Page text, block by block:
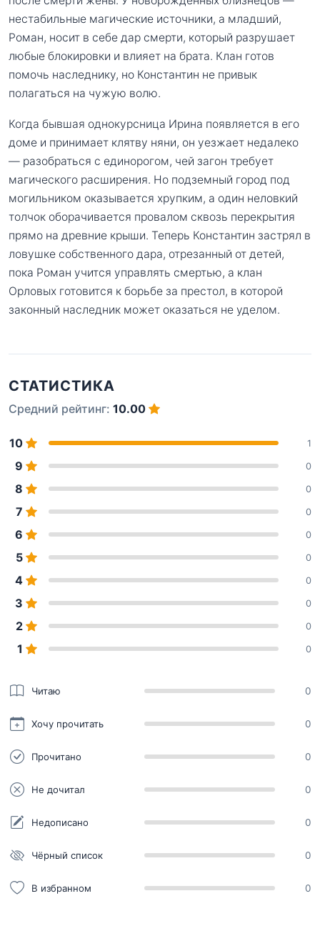
нестабильные магические источники, а младший,
Роман, носит в себе дар смерти, который разрушает
любые блокировки и влияет на брата. Клан готов
помочь наследнику, но Константин не привык
полагаться на чужую волю.
Когда бывшая однокурсница Ирина появляется в его
доме и принимает клятву няни, он уезжает недалеко
— разобраться с единорогом, чей загон требует
магического расширения. Но подземный город под
могильником оказывается хрупким, а один неловкий
толчок оборачивается провалом сквозь перекрытия
прямо на древние крыши. Теперь Константин застрял в
ловушке собственного дара, отрезанный от детей,
пока Роман учится управлять смертью, а клан
Орловых готовится к борьбе за престол, в которой
законный наследник может оказаться не уделом.
СТАТИСТИКА
Средний рейтинг: 10.00
10 1
9 0
8 0
7 0
6 0
5 0
4 0
3 0
2 0
1 0
Читаю 0
Хочу прочитать 0
Прочитано 0
Не дочитал 0
Недописано 0
Чёрный список 0
В избранном 0